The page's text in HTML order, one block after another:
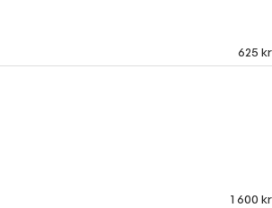
625 kr
1 600 kr